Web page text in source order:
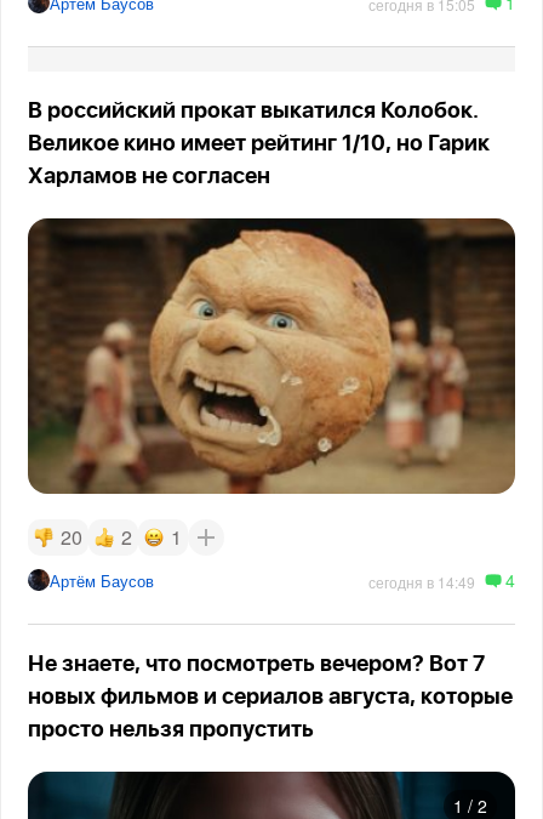
В российский прокат выкатился Колобок.
Великое кино имеет рейтинг 1/10, но Гарик
Харламов не согласен
20 2 1
Артём Баусов сегодня в 14:49 4
Не знаете, что посмотреть вечером? Вот 7
новых фильмов и сериалов августа, которые
просто нельзя пропустить
1 / 2